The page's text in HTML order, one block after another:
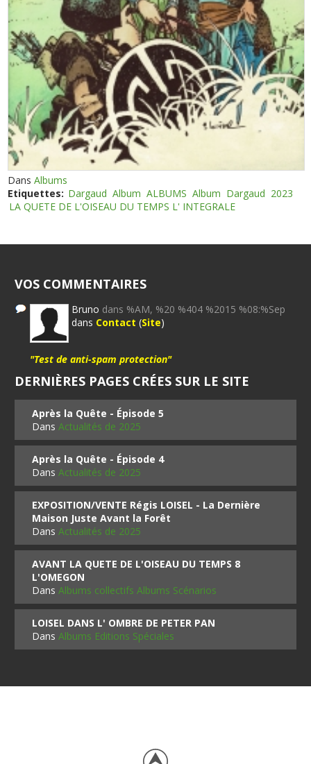
DansAlbums
Etiquettes: Dargaud Album ALBUMS Album Dargaud 2023
LA QUETE DE L'OISEAU DU TEMPS L' INTEGRALE
VOS COMMENTAIRES
Bruno dans %AM, %20 %404 %2015 %08:%Sep
dans Contact (Site)
"Test de anti-spam protection"
DERNIÈRES PAGES CRÉES SUR LE SITE
Après la Quête - Épisode 5
DansActualités de 2025
Après la Quête - Épisode 4
DansActualités de 2025
EXPOSITION/VENTE Régis LOISEL - La Dernière
Maison Juste Avant la Forêt
DansActualités de 2025
AVANT LA QUETE DE L'OISEAU DU TEMPS 8
L'OMEGON
DansAlbums collectifs Albums Scénarios
LOISEL DANS L' OMBRE DE PETER PAN
DansAlbums Editions Spéciales